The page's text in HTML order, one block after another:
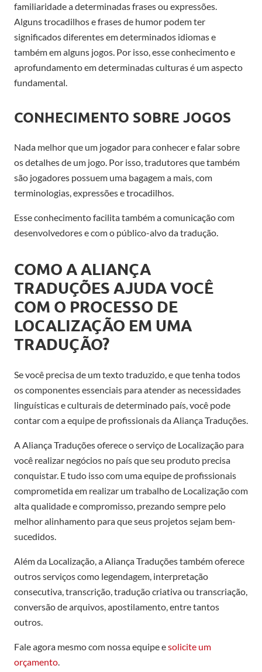
familiaridade a determinadas frases ou expressões.
Alguns trocadilhos e frases de humor podem ter
significados diferentes em determinados idiomas e
também em alguns jogos. Por isso, esse conhecimento e
aprofundamento em determinadas culturas é um aspecto
fundamental.
CONHECIMENTO SOBRE JOGOS
Nada melhor que um jogador para conhecer e falar sobre
os detalhes de um jogo. Por isso, tradutores que também
são jogadores possuem uma bagagem a mais, com
terminologias, expressões e trocadilhos.
Esse conhecimento facilita também a comunicação com
desenvolvedores e com o público-alvo da tradução.
COMO A ALIANÇA
TRADUÇÕES AJUDA VOCÊ
COM O PROCESSO DE
LOCALIZAÇÃO EM UMA
TRADUÇÃO?
Se você precisa de um texto traduzido, e que tenha todos
os componentes essenciais para atender as necessidades
linguísticas e culturais de determinado país, você pode
contar com a equipe de profissionais da Aliança Traduções.
A Aliança Traduções oferece o serviço de Localização para
você realizar negócios no país que seu produto precisa
conquistar. E tudo isso com uma equipe de profissionais
comprometida em realizar um trabalho de Localização com
alta qualidade e compromisso, prezando sempre pelo
melhor alinhamento para que seus projetos sejam bem-
sucedidos.
Além da Localização, a Aliança Traduções também oferece
outros serviços como legendagem, interpretação
consecutiva, transcrição, tradução criativa ou transcriação,
conversão de arquivos, apostilamento, entre tantos
outros.
Fale agora mesmo com nossa equipe esolicite um
orçamento.